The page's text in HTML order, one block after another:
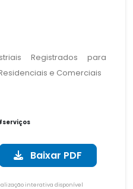
Registrados para
e Comerciais
Baixar PDF
interativa disponível